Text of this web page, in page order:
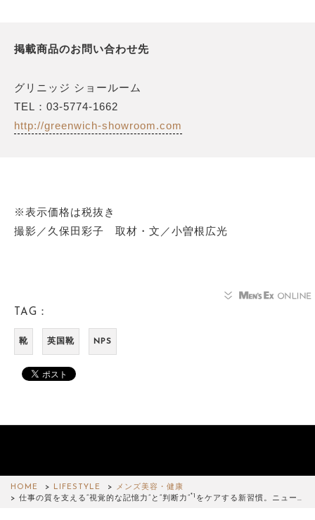
掲載商品のお問い合わせ先
グリニッジ ショールーム
TEL：03-5774-1662
http://greenwich-showroom.com
※表示価格は税抜き
撮影／久保田彩子 取材・文／小曽根広光
TAG：
靴 英国靴 NPS
HOME LIFESTYLE
メンズ美容・健康
仕事の質を支える“視覚的な記憶力”と“判断力”*1 をケアする新習慣。ニュー…